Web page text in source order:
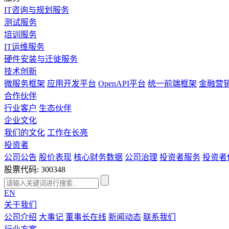
IT咨询与规划服务
测试服务
培训服务
IT运维服务
硬件安装与迁徙服务
技术创新
微服务框架 应用开发平台 OpenAPI平台 统一前端框架 金融营
合作伙伴
行业客户 生态伙伴
企业文化
我们的文化 工作在长亮
投资者
公司公告 股价表现 核心财务数据 公司治理 投资者服务 投资者
股票代码: 300348
EN
关于我们
公司介绍 大事记 董事长在线 新闻动态 联系我们